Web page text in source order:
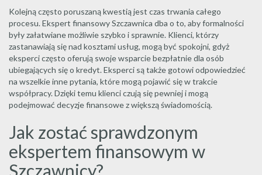
Kolejną często poruszaną kwestią jest czas trwania całego
procesu. Ekspert finansowy Szczawnica dba o to, aby formalności
były załatwiane możliwie szybko i sprawnie. Klienci, którzy
zastanawiają się nad kosztami usług, mogą być spokojni, gdyż
eksperci często oferują swoje wsparcie bezpłatnie dla osób
ubiegających się o kredyt. Eksperci są także gotowi odpowiedzieć
na wszelkie inne pytania, które mogą pojawić się w trakcie
współpracy. Dzięki temu klienci czują się pewniej i mogą
podejmować decyzje finansowe z większą świadomością.
Jak zostać sprawdzonym
ekspertem finansowym w
Szczawnicy?